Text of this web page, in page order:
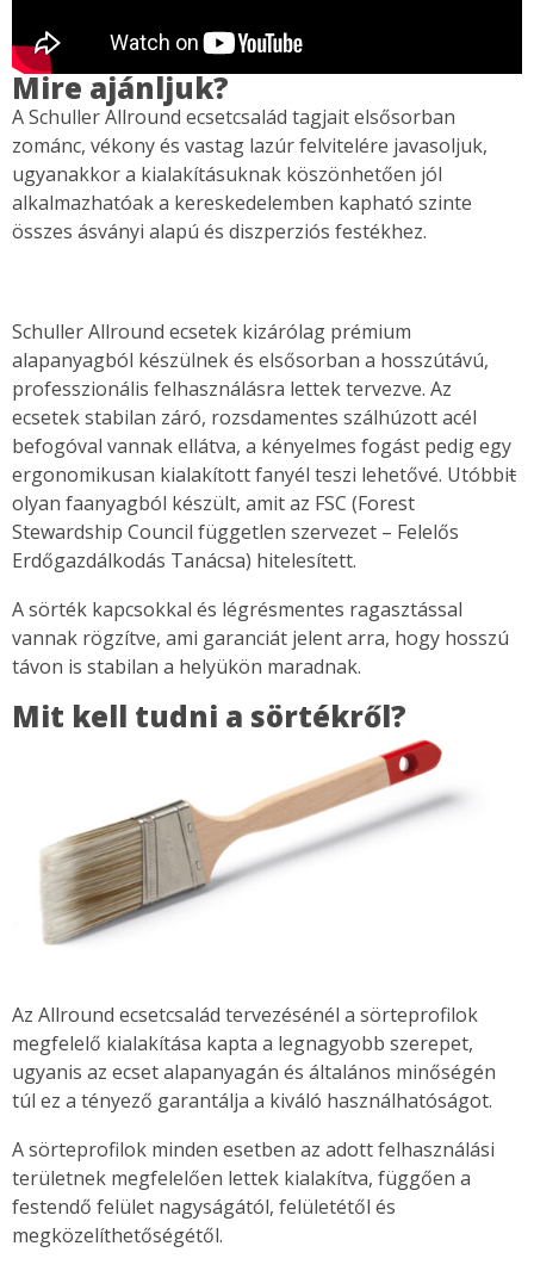
Mire ajánljuk?
A Schuller Allround ecsetcsalád tagjait elsősorban
zománc, vékony és vastag lazúr felvitelére javasoljuk,
ugyanakkor a kialakításuknak köszönhetően jól
alkalmazhatóak a kereskedelemben kapható szinte
összes ásványi alapú és diszperziós festékhez.
Schuller Allround ecsetek kizárólag prémium
alapanyagból készülnek és elsősorban a hosszútávú,
professzionális felhasználásra lettek tervezve. Az
ecsetek stabilan záró, rozsdamentes szálhúzott acél
befogóval vannak ellátva, a kényelmes fogást pedig egy
ergonomikusan kialakított fanyél teszi lehetővé. Utóbbit
olyan faanyagból készült, amit az FSC (Forest
Stewardship Council független szervezet – Felelős
Erdőgazdálkodás Tanácsa) hitelesített.
A sörték kapcsokkal és légrésmentes ragasztással
vannak rögzítve, ami garanciát jelent arra, hogy hosszú
távon is stabilan a helyükön maradnak.
Mit kell tudni a sörtékről?
Az Allround ecsetcsalád tervezésénél a sörteprofilok
megfelelő kialakítása kapta a legnagyobb szerepet,
ugyanis az ecset alapanyagán és általános minőségén
túl ez a tényező garantálja a kiváló használhatóságot.
A sörteprofilok minden esetben az adott felhasználási
területnek megfelelően lettek kialakítva, függően a
festendő felület nagyságától, felületétől és
megközelíthetőségétől.